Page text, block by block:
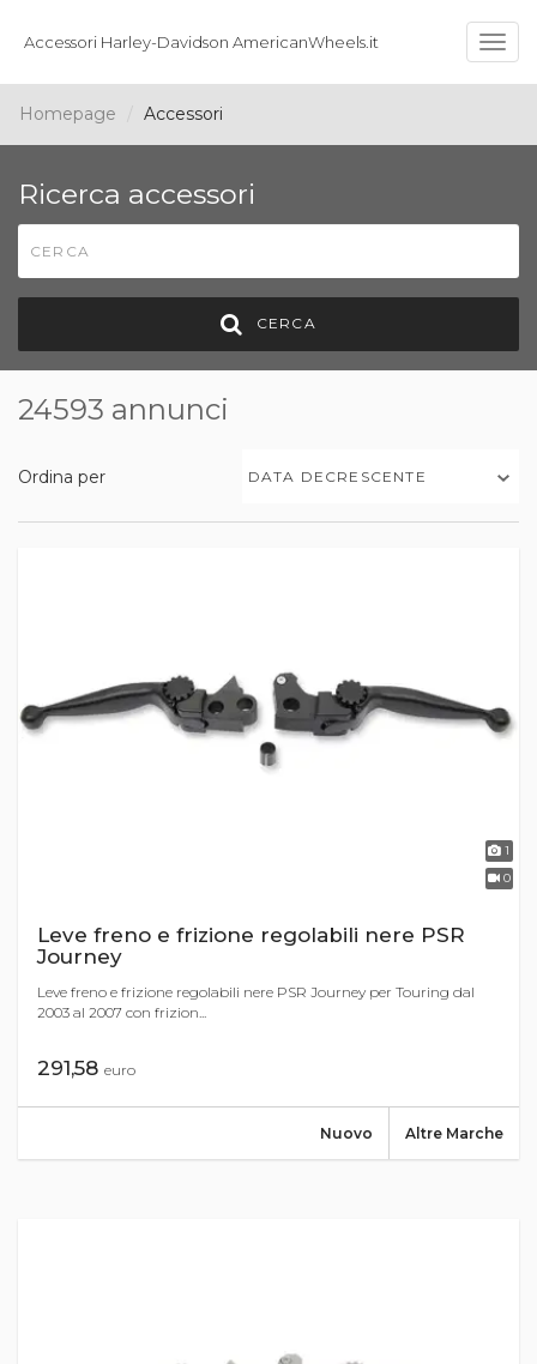
Accessori Harley-Davidson AmericanWheels.it
Homepage Accessori
Ricerca accessori
CERCA
24593 annunci
Ordina per DATA DECRESCENTE
1
0
Leve freno e frizione regolabili nere PSR
Journey
Leve freno e frizione regolabili nere PSR Journey per Touring dal
2003 al 2007 con frizion...
291,58 euro
Altre Marche
Nuovo